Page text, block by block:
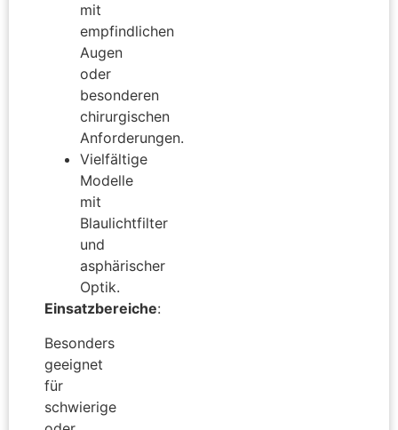
mit
empfindlichen
Augen
oder
besonderen
chirurgischen
Anforderungen.
Vielfältige
Modelle
mit
Blaulichtfilter
und
asphärischer
Optik.
Einsatzbereiche:
Besonders
geeignet
für
schwierige